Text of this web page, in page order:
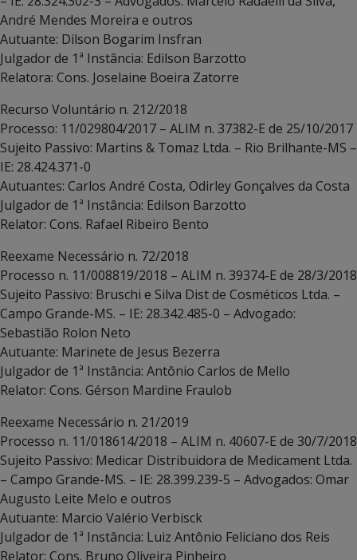
André Mendes Moreira e outros
Autuante: Dilson Bogarim Insfran
Julgador de 1ª Instância: Edilson Barzotto
Relatora: Cons. Joselaine Boeira Zatorre
Recurso Voluntário n. 212/2018
Processo: 11/029804/2017 – ALIM n. 37382-E de 25/10/2017
Sujeito Passivo: Martins & Tomaz Ltda. – Rio Brilhante-MS –
IE: 28.424.371-0
Autuantes: Carlos André Costa, Odirley Gonçalves da Costa
Julgador de 1ª Instância: Edilson Barzotto
Relator: Cons. Rafael Ribeiro Bento
Reexame Necessário n. 72/2018
Processo n. 11/008819/2018 – ALIM n. 39374-E de 28/3/2018
Sujeito Passivo: Bruschi e Silva Dist de Cosméticos Ltda. –
Campo Grande-MS. – IE: 28.342.485-0 – Advogado:
Sebastião Rolon Neto
Autuante: Marinete de Jesus Bezerra
Julgador de 1ª Instância: Antônio Carlos de Mello
Relator: Cons. Gérson Mardine Fraulob
Reexame Necessário n. 21/2019
Processo n. 11/018614/2018 – ALIM n. 40607-E de 30/7/2018
Sujeito Passivo: Medicar Distribuidora de Medicament Ltda.
– Campo Grande-MS. – IE: 28.399.239-5 – Advogados: Omar
Augusto Leite Melo e outros
Autuante: Marcio Valério Verbisck
Julgador de 1ª Instância: Luiz Antônio Feliciano dos Reis
Relator: Cons. Bruno Oliveira Pinheiro